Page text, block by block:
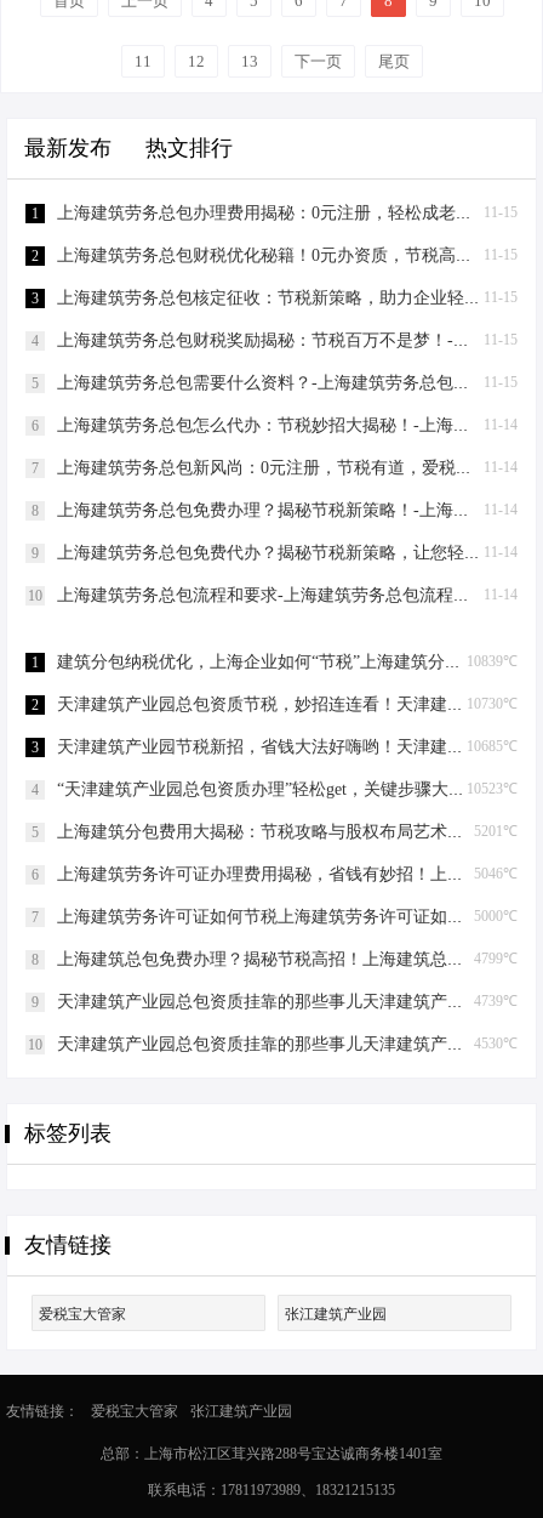
一）、经营范围、注册资本、股东信
身份信息、注册地址的租赁合同和房
步：核名与网申，爱的初体验 先在…
的温床。今天，就让我这个中小企业
招，保证让您听得津津有味，心里美
滋滋！ 上海公司注册，其实就三步！
第一步，咱们得有个响亮的名字——
名字也不能随便，得独特、响亮还得
符合规范。您只需登录上海市市场监
选名字，一旦通过，恭喜您，公司名
称就有了！ 第…
11 12 13 下一页 尾页
最新发布 热文排行
11-15
1 上海建筑劳务总包办理费用揭秘：0元注册，轻松成老板！-上海建筑劳务总包办理费用
11-15
2 上海建筑劳务总包财税优化秘籍！0元办资质，节税高达80%-上海建筑劳务总包财税优化
11-15
3 上海建筑劳务总包核定征收：节税新策略，助力企业轻装上阵！-上海建筑劳务总包核定征收
11-15
4 上海建筑劳务总包财税奖励揭秘：节税百万不是梦！-上海建筑劳务总包财税奖励
11-15
5 上海建筑劳务总包需要什么资料？-上海建筑劳务总包需要什么资料
11-14
6 上海建筑劳务总包怎么代办：节税妙招大揭秘！-上海建筑劳务总包怎么代办
11-14
7 上海建筑劳务总包新风尚：0元注册，节税有道，爱税宝助力企业轻装上阵！-上海建筑劳务总包需要到场吗？
11-14
8 上海建筑劳务总包免费办理？揭秘节税新策略！-上海建筑劳务总包免费办理吗？
11-14
9 上海建筑劳务总包免费代办？揭秘节税新策略，让您轻松成老板！-上海建筑劳务总包免费代办吗？
11-14
10 上海建筑劳务总包流程和要求-上海建筑劳务总包流程和要求
10839℃
1 建筑分包纳税优化，上海企业如何“节税”上海建筑分包纳税优化
10730℃
2 天津建筑产业园总包资质节税，妙招连连看！天津建筑产业园总包资质节税优化
10685℃
3 天津建筑产业园节税新招，省钱大法好嗨哟！天津建筑产业园总包资质节税优化
10523℃
4 “天津建筑产业园总包资质办理”轻松get，关键步骤大揭秘！天津建筑产业园总包资质办理
5201℃
5 上海建筑分包费用大揭秘：节税攻略与股权布局艺术上海建筑分包有什么费用
5046℃
6 上海建筑劳务许可证办理费用揭秘，省钱有妙招！上海建筑劳务许可证办理费用是多少
5000℃
7 上海建筑劳务许可证如何节税上海建筑劳务许可证如何节税
4799℃
8 上海建筑总包免费办理？揭秘节税高招！上海建筑总包免费办理吗？
4739℃
9 天津建筑产业园总包资质挂靠的那些事儿天津建筑产业园总包资质挂靠
4530℃
10 天津建筑产业园总包资质挂靠的那些事儿天津建筑产业园总包资质挂靠
标签列表
友情链接
爱税宝大管家 张江建筑产业园
友情链接： 爱税宝大管家 张江建筑产业园
总部：上海市松江区茸兴路288号宝达诚商务楼1401室
联系电话：17811973989、18321215135